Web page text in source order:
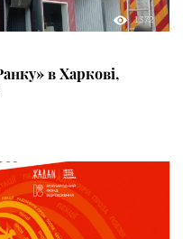
1372
в Харкові,